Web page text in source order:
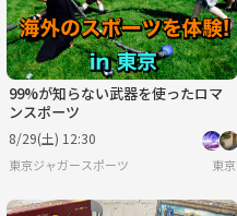
99%が知らない武器を使ったロマ
ンスポーツ
8/29(土) 12:30
東京ジャガースポーツ 東京